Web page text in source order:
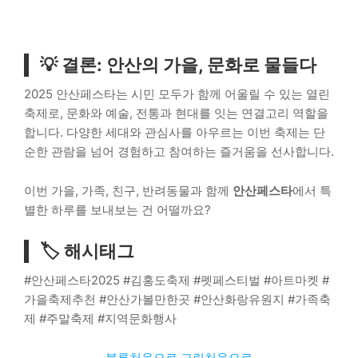
💡 결론: 안산의 가을, 문화로 물들다
2025 안산페스타는 시민 모두가 함께 어울릴 수 있는 열린
축제로, 문화와 예술, 전통과 현대를 잇는 연결고리 역할을
합니다. 다양한 세대와 관심사를 아우르는 이번 축제는 단
순한 관람을 넘어 경험하고 참여하는 즐거움을 선사합니다.
이번 가을, 가족, 친구, 반려동물과 함께 안산페스타에서 특
별한 하루를 보내보는 건 어떨까요?
🏷️ 해시태그
#안산페스타2025 #김홍도축제 #펫페스티벌 #아트마켓 #
가을축제추천 #안산가볼만한곳 #안산화랑유원지 #가족축
제 #주말축제 #지역문화행사